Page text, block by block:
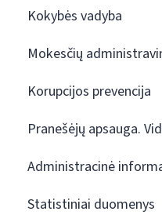
Kokybės vadyba
Mokesčių
Korupcijos prevencija
Pranešėjų apsauga.
Administracinė
Statistiniai duomenys